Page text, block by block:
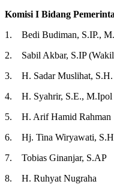
Komisi I Bidang
1. Bedi Budiman, S.IP.,
2. Sabil Akbar, S.IP
3. H. Sadar Muslihat, S.H.
4. H. Syahrir, S.E., M.Ipol
5. H. Arif Hamid Rahman
6. Hj. Tina Wiryawati,
7. Tobias Ginanjar, S.AP
8. H. Ruhyat Nugraha